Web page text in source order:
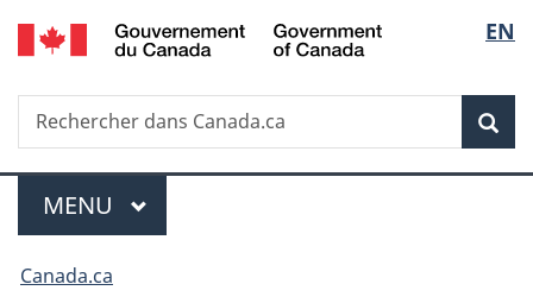
Passer
au
principal
Passer
à
Au
du
Passer
à
version
simplifiée
de
la
EN
Recherche
Rechercher
dans
Menu
MENU PRINCIPAL
Vous
Canada.ca